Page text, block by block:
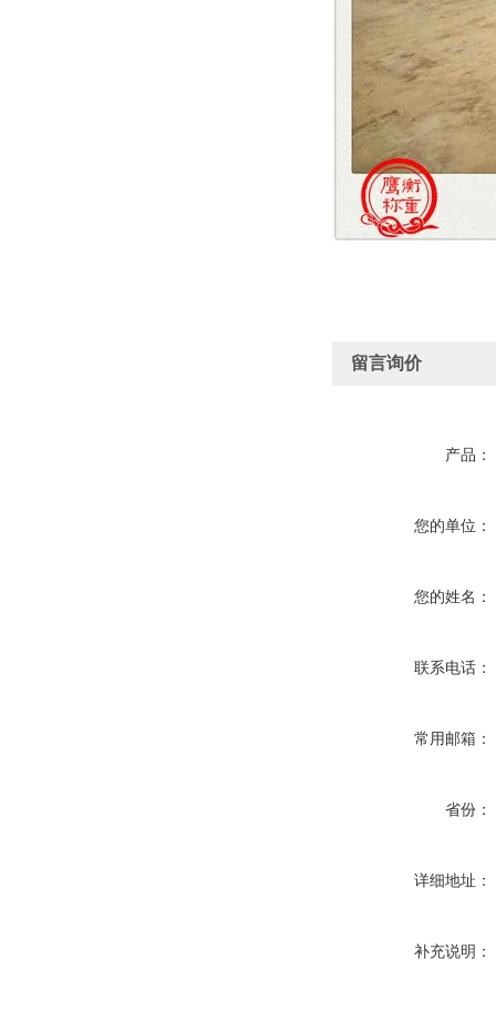
留言询价
产品：
您的单位：
您的姓名：
联系电话：
常用邮箱：
省份：
详细地址：
补充说明：